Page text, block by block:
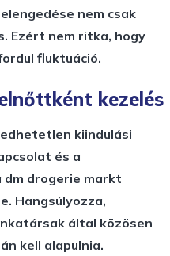
nem csak
Ezért nem ritka, hogy
fluktuáció.
kezelés
kiindulási
és a
dm drogerie markt
Hangsúlyozza,
által közösen
kell alapulnia.